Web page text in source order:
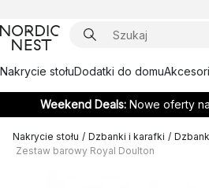
Nakrycie stołuDodatki do domu
Weekend Deals: Nowe oferty
Nakrycie stołu / Dzbanki i karafki /
Zestaw barowy Royal Doulton